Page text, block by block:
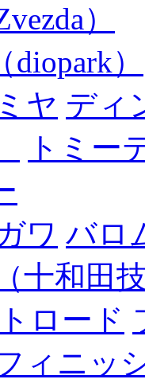
）
）
ヤ ディ
トミー
ワ バロ
十和田
ロード
ィニッ